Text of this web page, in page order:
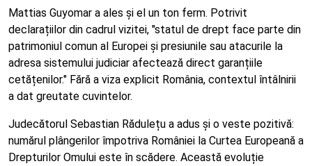
Mattias Guyomar a ales și el un ton ferm. Potrivit
declarațiilor din cadrul vizitei, "statul de drept face parte din
patrimoniul comun al Europei și presiunile sau atacurile la
adresa sistemului judiciar afectează direct garanțiile
cetățenilor." Fără a viza explicit România, contextul întâlnirii
a dat greutate cuvintelor.
Judecătorul Sebastian Rădulețu a adus și o veste pozitivă:
numărul plângerilor împotriva României la Curtea Europeană a
Drepturilor Omului este în scădere. Această evoluție